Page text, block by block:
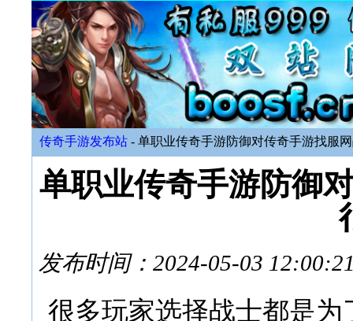
传奇手游发布站 - 单职业传奇手游防御对传奇手游找服
单职业传奇手游防御
发布时间：2024-05-03
很多玩家选择战士都是